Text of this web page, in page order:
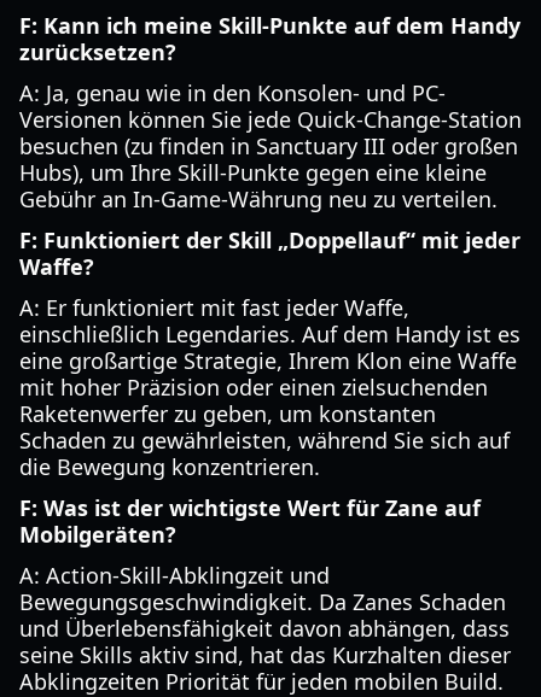
F: Kann ich meine Skill-Punkte auf dem Handy
zurücksetzen?
A: Ja, genau wie in den Konsolen- und PC-
Versionen können Sie jede Quick-Change-Station
besuchen (zu finden in Sanctuary III oder großen
Hubs), um Ihre Skill-Punkte gegen eine kleine
Gebühr an In-Game-Währung neu zu verteilen.
F: Funktioniert der Skill „Doppellauf“ mit jeder
Waffe?
A: Er funktioniert mit fast jeder Waffe,
einschließlich Legendaries. Auf dem Handy ist es
eine großartige Strategie, Ihrem Klon eine Waffe
mit hoher Präzision oder einen zielsuchenden
Raketenwerfer zu geben, um konstanten
Schaden zu gewährleisten, während Sie sich auf
die Bewegung konzentrieren.
F: Was ist der wichtigste Wert für Zane auf
Mobilgeräten?
A: Action-Skill-Abklingzeit und
Bewegungsgeschwindigkeit. Da Zanes Schaden
und Überlebensfähigkeit davon abhängen, dass
seine Skills aktiv sind, hat das Kurzhalten dieser
Abklingzeiten Priorität für jeden mobilen Build.